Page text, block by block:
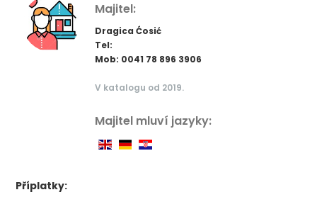
Majitel:
Dragica Ćosić
Tel:
Mob: 0041 78 896 3906
V katalogu od 2019.
Majitel mluví jazyky:
Příplatky: